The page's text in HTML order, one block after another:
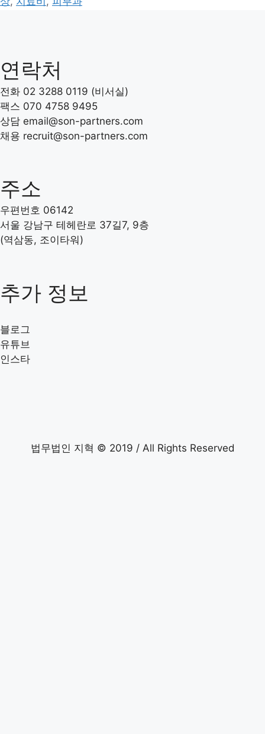
연락처
전화 02 3288 0119 (비서실)
팩스 070 4758 9495
상담 email@son-partners.com
채용 recruit@son-partners.com
주소
우편번호 06142
서울 강남구 테헤란로 37길7, 9층
(역삼동, 조이타워)
추가 정보
블로그
유튜브
인스타
법무법인 지혁 © 2019 / All Rights Reserved